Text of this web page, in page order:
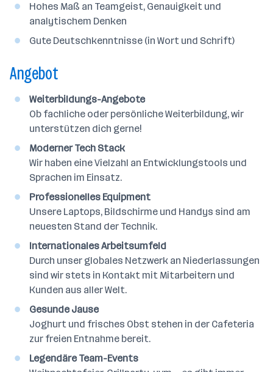
Hohes Maß an Teamgeist, Genauigkeit und
analytischem Denken
Gute Deutschkenntnisse (in Wort und Schrift)
Angebot
Weiterbildungs-Angebote
Ob fachliche oder persönliche Weiterbildung, wir
unterstützen dich gerne!
Moderner Tech Stack
Wir haben eine Vielzahl an Entwicklungstools und
Sprachen im Einsatz.
Professionelles Equipment
Unsere Laptops, Bildschirme und Handys sind am
neuesten Stand der Technik.
Internationales Arbeitsumfeld
Durch unser globales Netzwerk an Niederlassungen
sind wir stets in Kontakt mit Mitarbeitern und
Kunden aus aller Welt.
Gesunde Jause
Joghurt und frisches Obst stehen in der Cafeteria
zur freien Entnahme bereit.
Legendäre Team-Events